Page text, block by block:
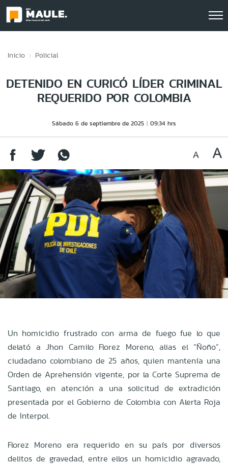
Inicio Policial
DETENIDO EN CURICÓ LÍDER CRIMINAL
REQUERIDO POR COLOMBIA
Sábado 6 de septiembre de 2025 09:34 hrs
Un homicidio frustrado con arma de fuego fue lo que
delató a Jhon Camilo Florez Moreno, alias el “Ñoño”,
ciudadano colombiano de 25 años, quien mantenía una
Orden de Aprehensión vigente, por la Corte Suprema de
Santiago, en atención a una solicitud de extradición
presentada por el Gobierno de Colombia con Alerta Roja
de Interpol.
Florez Moreno era requerido en su país por diversos
delitos de gravedad, entre ellos un homicidio agravado,